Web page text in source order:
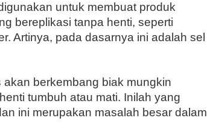
untuk membuat produk
bereplikasi tanpa henti, seperti
Artinya, pada dasarnya ini adalah sel
berkembang biak mungkin
tumbuh atau mati. Inilah yang
ini merupakan masalah besar dalam